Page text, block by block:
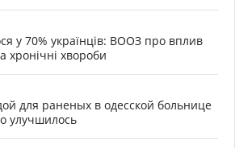
у 70% українців: ВООЗ про вплив
хронічні хвороби
для раненых в одесской больнице
улучшилось